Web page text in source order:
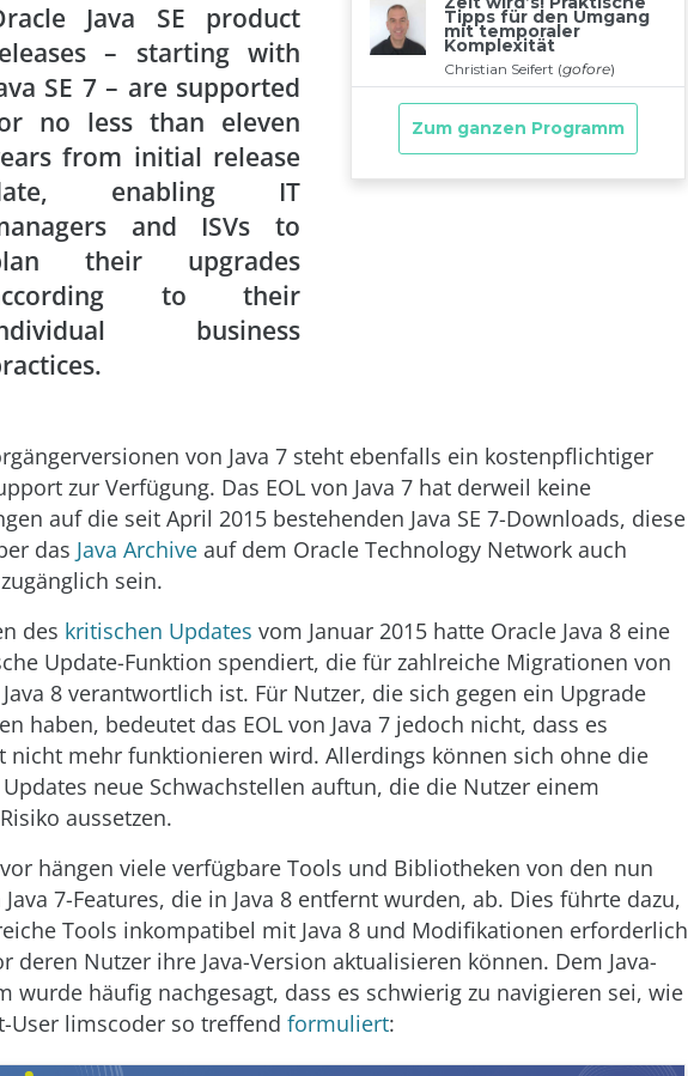
Java SE product
– starting with
SE 7 – are supported
no less than eleven
from initial release
enabling IT
and ISVs to
their upgrades
to their
business
von Java 7 steht ebenfalls ein kostenpflichtiger
zur Verfügung. Das EOL von Java 7 hat derweil keine
auf die seit April 2015 bestehenden Java SE 7-Downloads, diese
das Java Archive auf dem Oracle Technology Network auch
sein.
des kritischen Updates vom Januar 2015 hatte Oracle Java 8 eine
Update-Funktion spendiert, die für zahlreiche Migrationen von
Java 8 verantwortlich ist. Für Nutzer, die sich gegen ein Upgrade
haben, bedeutet das EOL von Java 7 jedoch nicht, dass es
nicht mehr funktionieren wird. Allerdings können sich ohne die
neue Schwachstellen auftun, die die Nutzer einem
aussetzen.
hängen viele verfügbare Tools und Bibliotheken von den nun
7-Features, die in Java 8 entfernt wurden, ab. Dies führte dazu,
Tools inkompatibel mit Java 8 und Modifikationen erforderlich
deren Nutzer ihre Java-Version aktualisieren können. Dem Java-
wurde häufig nachgesagt, dass es schwierig zu navigieren sei, wie
User limscoder so treffend formuliert: